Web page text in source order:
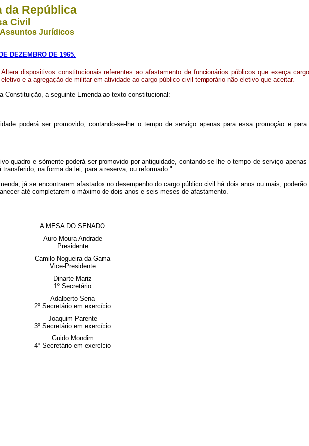
da República
Civil
Jurídicos
DEZEMBRO DE 1965.
Altera dispositivos constitucionais referentes ao afastamento de funcionários públicos que exerça cargo
eletivo e a agregação de militar em atividade ao cargo público civil temporário não eletivo que aceitar.
Constituição, a seguinte Emenda ao texto constitucional:
poderá ser promovido, contando-se-lhe o tempo de serviço apenas para essa promoção e para
quadro e sòmente poderá ser promovido por antiguidade, contando-se-lhe o tempo de serviço apenas
na forma da lei, para a reserva, ou reformado."
já se encontrarem afastados no desempenho do cargo público civil há dois anos ou mais, poderão
até completarem o máximo de dois anos e seis meses de afastamento.
A MESA DO SENADO
Auro Moura Andrade
Presidente
Camilo Nogueira da Gama
Vice-Presidente
Dinarte Mariz
1º Secretário
Adalberto Sena
2º Secretário em exercício
Joaquim Parente
3º Secretário em exercício
Guido Mondim
4º Secretário em exercício